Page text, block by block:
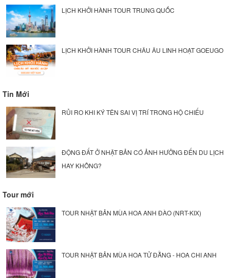
LỊCH KHỞI HÀNH TOUR TRUNG QUỐC
LỊCH KHỞI HÀNH TOUR CHÂU ÂU LINH HOẠT GOEUGO
Tin Mới
RỦI RO KHI KÝ TÊN SAI VỊ TRÍ TRONG HỘ CHIẾU
ĐỘNG ĐẤT Ở NHẬT BẢN CÓ ẢNH HƯỞNG ĐẾN DU LỊCH
HAY KHÔNG?
Tour mới
TOUR NHẬT BẢN MÙA HOA ANH ĐÀO (NRT-KIX)
TOUR NHẬT BẢN MÙA HOA TỬ ĐẰNG - HOA CHI ANH